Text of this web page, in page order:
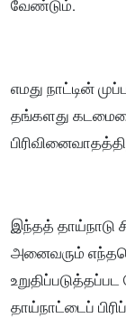
வேண்டும்.
எமது நாட்டின்
தங்களது
இந்தத் தாய்நாடு
அனைவரும்
தாய்நாட்டைப்